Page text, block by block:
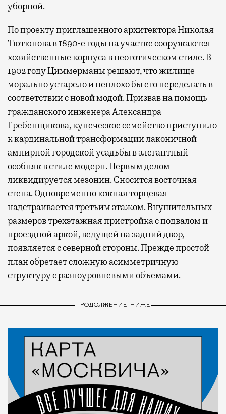
уборной.
По проекту приглашенного архитектора Николая
Тютюнова в 1890-е годы на участке сооружаются
хозяйственные корпуса в неоготическом стиле. В
1902 году Циммерманы решают, что жилище
морально устарело и неплохо бы его переделать в
соответствии с новой модой. Призвав на помощь
гражданского инженера Александра
Гребенщикова, купеческое семейство приступило
к кардинальной трансформации лаконичной
ампирной городской усадьбы в элегантный
особняк в стиле модерн. Первым делом
ликвидируется мезонин. Сносится восточная
стена. Одновременно южная торцевая
надстраивается третьим этажом. Внушительных
размеров трехэтажная пристройка с подвалом и
проездной аркой, ведущей на задний двор,
появляется с северной стороны. Прежде простой
план обретает сложную асимметричную
структуру с разноуровневыми объемами.
ПРОДОЛЖЕНИЕ НИЖЕ